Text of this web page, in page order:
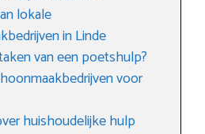
lokale
in Linde
van een poetshulp?
voor
huishoudelijke hulp